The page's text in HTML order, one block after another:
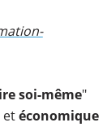
soi-même"
etéconomique